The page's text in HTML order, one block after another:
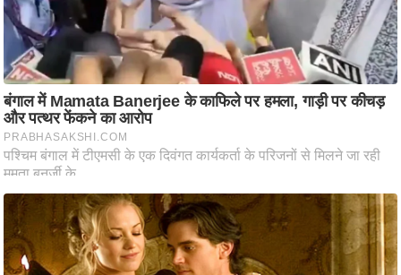
रा
ज
नी
ति
वि
श्ले
ष
म
सा